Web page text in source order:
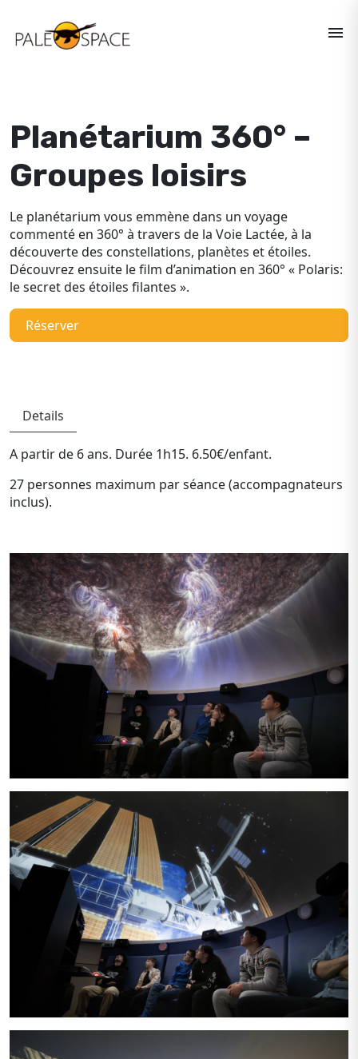
menu
Planétarium 360° –
Groupes loisirs
Le planétarium vous emmène dans un voyage
commenté en 360° à travers de la Voie Lactée, à la
découverte des constellations, planètes et étoiles.
Découvrez ensuite le film d’animation en 360° « Polaris:
le secret des étoiles filantes ».
Réserver
Details
A partir de 6 ans. Durée 1h15. 6.50€/enfant.
27 personnes maximum par séance (accompagnateurs
inclus).